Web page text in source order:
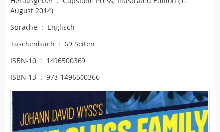
August 2014)
Sprache ‏ : ‎ Englisch
Taschenbuch ‏ : ‎ 69 Seiten
ISBN-10 ‏ : ‎ 1496500369
ISBN-13 ‏ : ‎ 978-1496500366